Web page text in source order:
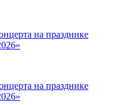
на празднике
на празднике